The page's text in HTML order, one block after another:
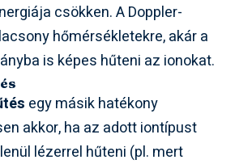
csökken. A Doppler-
hőmérsékletekre, akár a
is képes hűteni az ionokat.
egy másik hatékony
akkor, ha az adott iontípust
lézerrel hűteni (pl. mert